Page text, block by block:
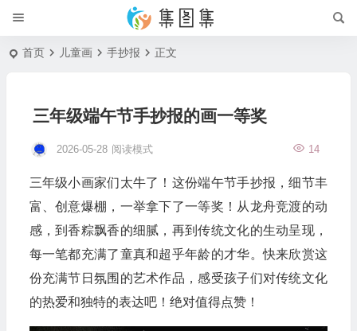
首页 儿童画 手抄报 正文
三年级端午节手抄报的画一等奖
2026-05-28 14
阅读模式
三年级小画家们太牛了！这份端午节手抄报，细节丰
富、创意爆棚，一举拿下了一等奖！从龙舟竞渡的动
感，到香粽飘香的细腻，再到传统文化的生动呈现，
每一笔都充满了童真和超乎年龄的才华。快来欣赏这
份充满节日氛围的艺术作品，感受孩子们对传统文化
的热爱和独特的表达吧！绝对值得点赞！